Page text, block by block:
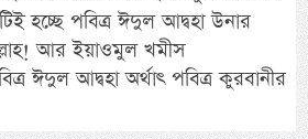
হচ্ছে পবিত্র ঈদুল আদ্বহা উনার
আর ইয়াওমুল খমীস
ঈদুল আদ্বহা অর্থাৎ পবিত্র কুরবানীর